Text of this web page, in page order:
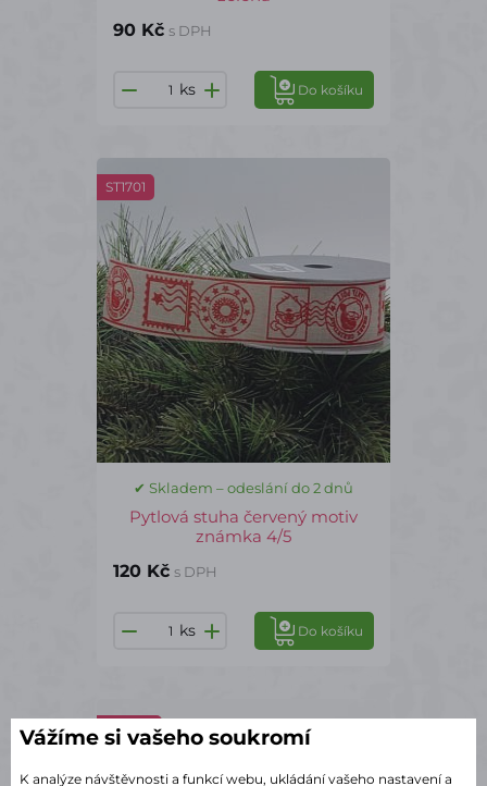
90 Kč s DPH
ks Do košíku
ST1701
✔ Skladem – odeslání do 2 dnů
Pytlová stuha červený motiv
známka 4/5
120 Kč s DPH
ks Do košíku
ST3904
Vážíme si vašeho soukromí
K analýze návštěvnosti a funkcí webu, ukládání vašeho nastavení a